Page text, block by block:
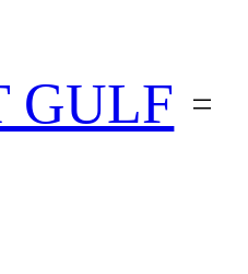
GULF